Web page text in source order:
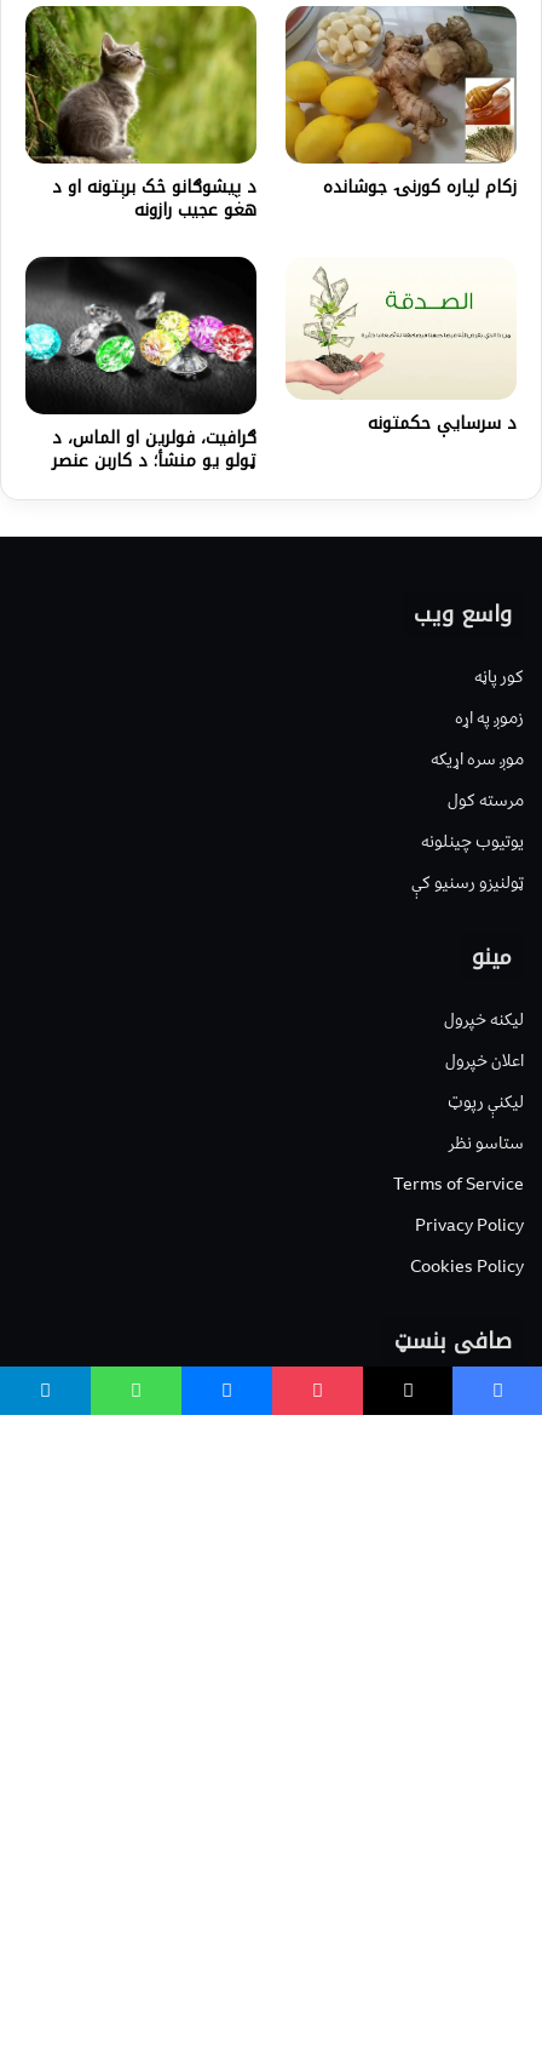
زکام لپاره کورنۍ جوشانده د پیشوګانو څک برېتونه او د
هغو عجیب رازونه
د سرسايې حكمتونه ګرافیت، فولرین او الماس، د
ټولو یو منشأ؛ د کاربن عنصر
واسع ویب
کور پاڼه
زموږ په اړه
موږ سره اړیکه
مرسته کول
یوتیوب چینلونه
ټولنیزو رسنیو کې
مینو
لیکنه خپرول
اعلان خپرول
لیکنې رپوټ
ستاسو نظر
Terms of Service
Privacy Policy
Cookies Policy
صافی بنسټ
صافی بنسټ Safi Foundation